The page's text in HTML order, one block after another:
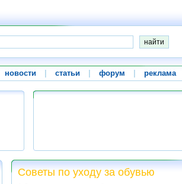
новости статьи форум реклама
Советы по уходу за обувью